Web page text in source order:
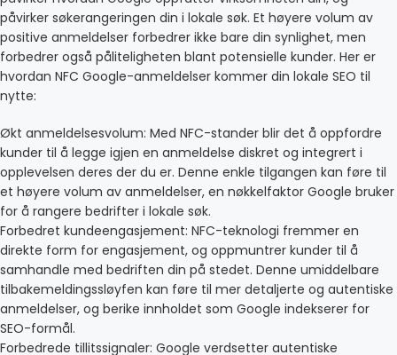
påvirker søkerangeringen din i lokale søk. Et høyere volum av
positive anmeldelser forbedrer ikke bare din synlighet, men
forbedrer også påliteligheten blant potensielle kunder. Her er
hvordan NFC Google-anmeldelser kommer din lokale SEO til
nytte:
Økt anmeldelsesvolum: Med NFC-stander blir det å oppfordre
kunder til å legge igjen en anmeldelse diskret og integrert i
opplevelsen deres der du er. Denne enkle tilgangen kan føre til
et høyere volum av anmeldelser, en nøkkelfaktor Google bruker
for å rangere bedrifter i lokale søk.
Forbedret kundeengasjement: NFC-teknologi fremmer en
direkte form for engasjement, og oppmuntrer kunder til å
samhandle med bedriften din på stedet. Denne umiddelbare
tilbakemeldingssløyfen kan føre til mer detaljerte og autentiske
anmeldelser, og berike innholdet som Google indekserer for
SEO-formål.
Forbedrede tillitssignaler: Google verdsetter autentiske